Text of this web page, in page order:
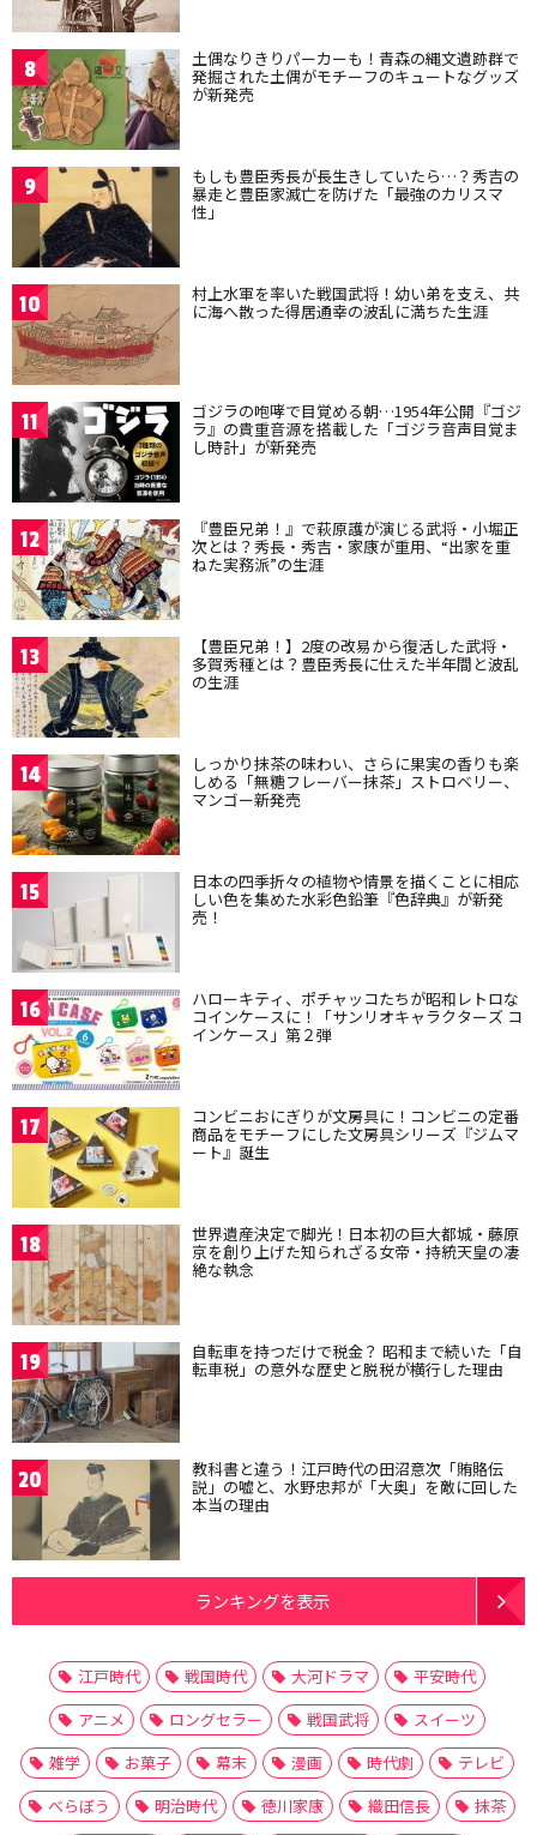
8 土偶なりきりパーカーも！青森の縄文遺跡群で
発掘された土偶がモチーフのキュートなグッズ
が新発売
9 もしも豊臣秀長が長生きしていたら…？秀吉の
暴走と豊臣家滅亡を防げた「最強のカリスマ
性」
10 村上水軍を率いた戦国武将！幼い弟を支え、共
に海へ散った得居通幸の波乱に満ちた生涯
11 ゴジラの咆哮で目覚める朝…1954年公開『ゴジ
ラ』の貴重音源を搭載した「ゴジラ音声目覚ま
し時計」が新発売
12 『豊臣兄弟！』で萩原護が演じる武将・小堀正
次とは？秀長・秀吉・家康が重用、“出家を重
ねた実務派”の生涯
13 【豊臣兄弟！】2度の改易から復活した武将・
多賀秀種とは？豊臣秀長に仕えた半年間と波乱
の生涯
14 しっかり抹茶の味わい、さらに果実の香りも楽
しめる「無糖フレーバー抹茶」ストロベリー、
マンゴー新発売
15 日本の四季折々の植物や情景を描くことに相応
しい色を集めた水彩色鉛筆『色辞典』が新発
売！
16 ハローキティ、ポチャッコたちが昭和レトロな
コインケースに！「サンリオキャラクターズ コ
インケース」第２弾
17 コンビニおにぎりが文房具に！コンビニの定番
商品をモチーフにした文房具シリーズ『ジムマ
ート』誕生
18 世界遺産決定で脚光！日本初の巨大都城・藤原
京を創り上げた知られざる女帝・持統天皇の凄
絶な執念
19 自転車を持つだけで税金？ 昭和まで続いた「自
転車税」の意外な歴史と脱税が横行した理由
20 教科書と違う！江戸時代の田沼意次「賄賂伝
説」の嘘と、水野忠邦が「大奥」を敵に回した
本当の理由
ランキングを表示
江戸時代 戦国時代 大河ドラマ
平安時代
アニメ
ロングセラー 戦国武将
スイーツ
雑学
お菓子 幕末 漫画 時代劇
テレビ
べらぼう
明治時代 徳川家康 織田信長
抹茶